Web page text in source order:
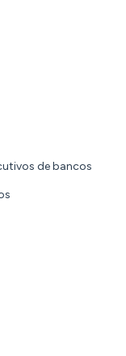
de bancos